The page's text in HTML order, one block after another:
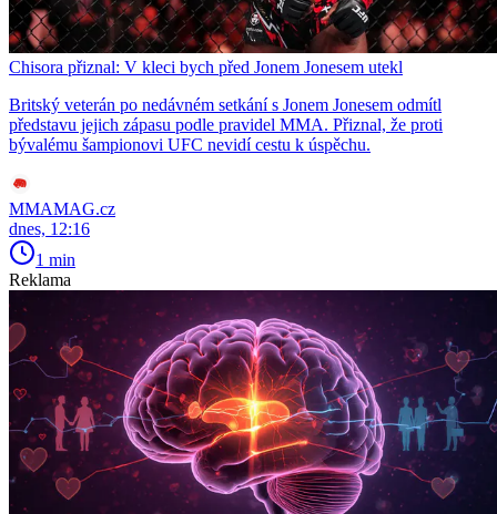
Chisora přiznal: V kleci bych před Jonem Jonesem utekl
Britský veterán po nedávném setkání s Jonem Jonesem odmítl
představu jejich zápasu podle pravidel MMA. Přiznal, že proti
bývalému šampionovi UFC nevidí cestu k úspěchu.
MMAMAG.cz
dnes, 12:16
1 min
Reklama